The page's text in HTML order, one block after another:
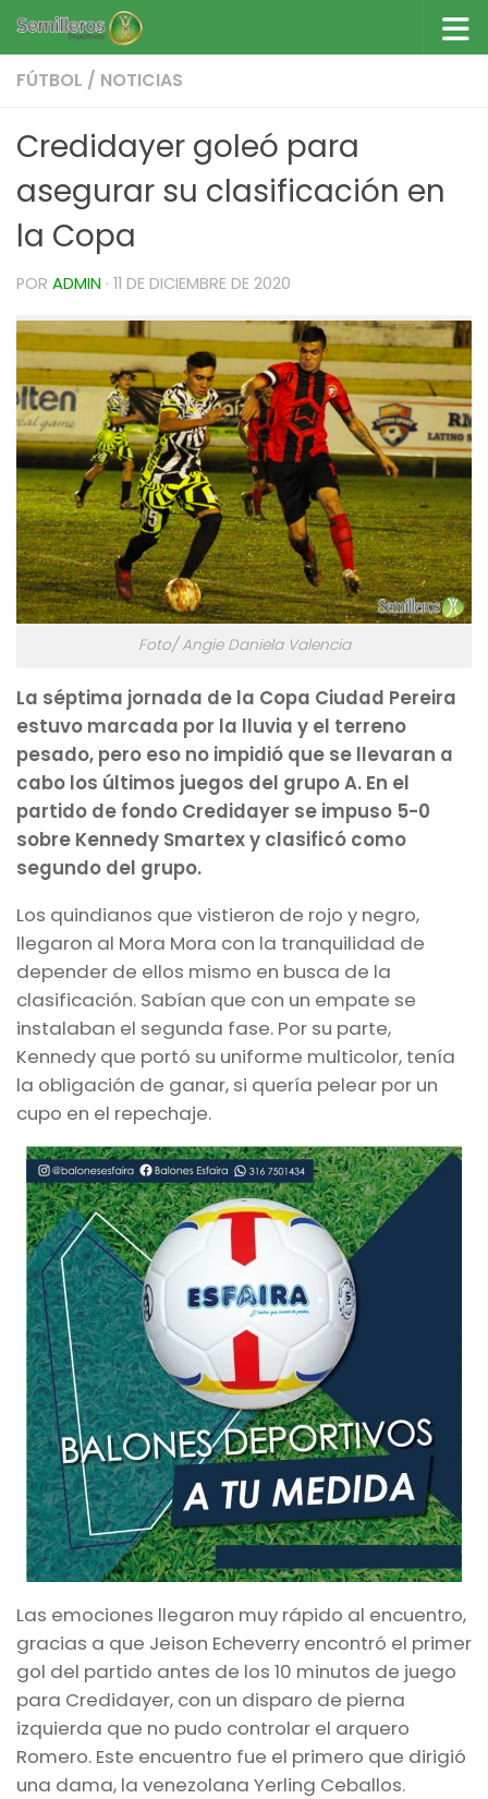
Saltar al contenido
FÚTBOL / NOTICIAS
Credidayer goleó para
asegurar su clasificación en
la Copa
POR ADMIN · 11 DE DICIEMBRE DE 2020
Foto/ Angie Daniela Valencia
La séptima jornada de la Copa Ciudad Pereira
estuvo marcada por la lluvia y el terreno
pesado, pero eso no impidió que se llevaran a
cabo los últimos juegos del grupo A. En el
partido de fondo Credidayer se impuso 5-0
sobre Kennedy Smartex y clasificó como
segundo del grupo.
Los quindianos que vistieron de rojo y negro,
llegaron al Mora Mora con la tranquilidad de
depender de ellos mismo en busca de la
clasificación. Sabían que con un empate se
instalaban el segunda fase. Por su parte,
Kennedy que portó su uniforme multicolor, tenía
la obligación de ganar, si quería pelear por un
cupo en el repechaje.
Las emociones llegaron muy rápido al encuentro,
gracias a que Jeison Echeverry encontró el primer
gol del partido antes de los 10 minutos de juego
para Credidayer, con un disparo de pierna
izquierda que no pudo controlar el arquero
Romero. Este encuentro fue el primero que dirigió
una dama, la venezolana Yerling Ceballos.